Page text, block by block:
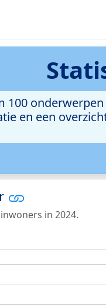
100
en een
in 2024.